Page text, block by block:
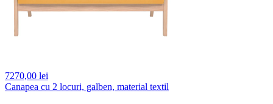
7270,00 lei
Canapea cu 2 locuri, galben, material textil